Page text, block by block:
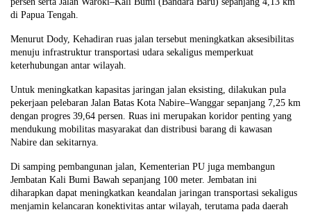
di Papua Tengah.
Menurut Dody, Kehadiran ruas jalan tersebut meningkatkan aksesibilitas
menuju infrastruktur transportasi udara sekaligus memperkuat
keterhubungan antar wilayah.
Untuk meningkatkan kapasitas jaringan jalan eksisting, dilakukan pula
pekerjaan pelebaran Jalan Batas Kota Nabire–Wanggar sepanjang 7,25 km
dengan progres 39,64 persen. Ruas ini merupakan koridor penting yang
mendukung mobilitas masyarakat dan distribusi barang di kawasan
Nabire dan sekitarnya.
Di samping pembangunan jalan, Kementerian PU juga membangun
Jembatan Kali Bumi Bawah sepanjang 100 meter. Jembatan ini
diharapkan dapat meningkatkan keandalan jaringan transportasi sekaligus
menjamin kelancaran konektivitas antar wilayah, terutama pada daerah